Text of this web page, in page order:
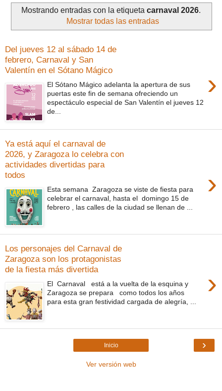
Mostrando entradas con la etiqueta carnaval 2026.
Mostrar todas las entradas
Del jueves 12 al sábado 14 de
febrero, Carnaval y San
Valentín en el Sótano Mágico
›
El Sótano Mágico adelanta la apertura de sus
puertas este fin de semana ofreciendo un
espectáculo especial de San Valentín el jueves 12
de...
Ya está aquí el carnaval de
2026, y Zaragoza lo celebra con
actividades divertidas para
todos
›
Esta semana Zaragoza se viste de fiesta para
celebrar el carnaval, hasta el domingo 15 de
febrero , las calles de la ciudad se llenan de ...
Los personajes del Carnaval de
Zaragoza son los protagonistas
de la fiesta más divertida
›
El Carnaval está a la vuelta de la esquina y
Zaragoza se prepara como todos los años
para esta gran festividad cargada de alegría, ...
›
Inicio
Ver versión web